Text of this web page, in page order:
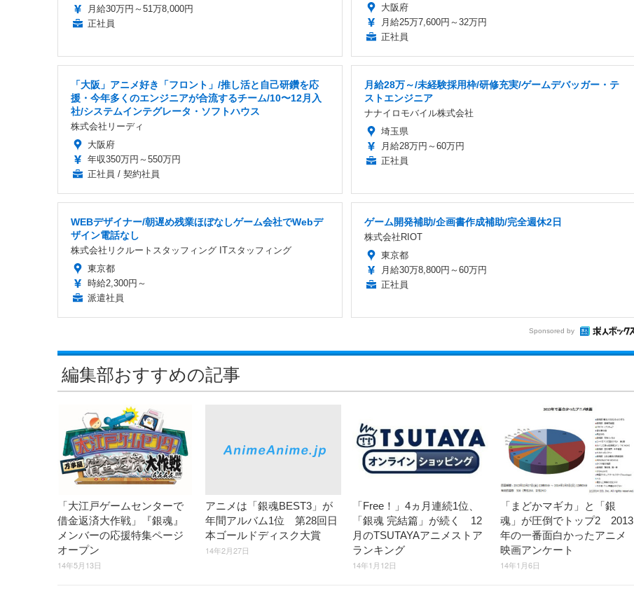
月給30万円～51万8,000円
正社員
大阪府
月給25万7,600円～32万円
正社員
「大阪」アニメ好き「フロント」/推し活と自己研鑽を応
援・今年多くのエンジニアが合流するチーム/10〜12月入
社/システムインテグレータ・ソフトハウス
株式会社リーディ
大阪府
年収350万円～550万円
正社員 / 契約社員
月給28万～/未経験採用枠/研修充実/ゲームデバッガー・テ
ストエンジニア
ナナイロモバイル株式会社
埼玉県
月給28万円～60万円
正社員
WEBデザイナー/朝遅め残業ほぼなしゲーム会社でWebデ
ザイン電話なし
株式会社リクルートスタッフィング ITスタッフィング
東京都
時給2,300円～
派遣社員
ゲーム開発補助/企画書作成補助/完全週休2日
株式会社RIOT
東京都
月給30万8,800円～60万円
正社員
Sponsored by
編集部おすすめの記事
「大江戸ゲームセンターで
借金返済大作戦」『銀魂』
メンバーの応援特集ページ
オープン
14年5月13日
アニメは「銀魂BEST3」が
年間アルバム1位 第28回日
本ゴールドディスク大賞
14年2月27日
「Free！」4ヵ月連続1位、
「銀魂 完結篇」が続く 12
月のTSUTAYAアニメストア
ランキング
14年1月12日
「まどかマギカ」と「銀
魂」が圧倒でトップ2 2013
年の一番面白かったアニメ
映画アンケート
14年1月6日